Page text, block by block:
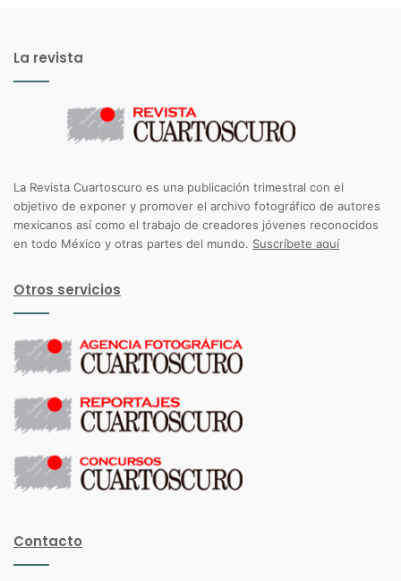
La revista
La Revista Cuartoscuro es una publicación trimestral con el
objetivo de exponer y promover el archivo fotográfico de autores
mexicanos así como el trabajo de creadores jóvenes reconocidos
en todo México y otras partes del mundo. Suscríbete aquí
Otros servicios
Contacto